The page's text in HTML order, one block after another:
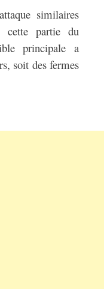
similaires
cette partie du
principale a
soit des fermes